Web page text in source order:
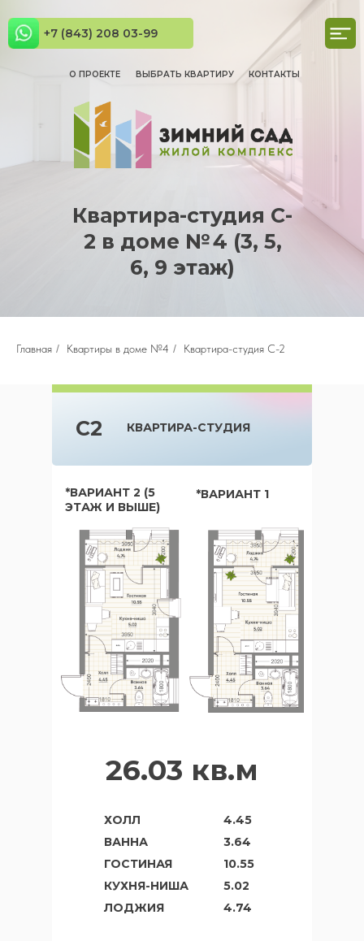
О ПРОЕКТЕ ВЫБРАТЬ КВАРТИРУ КОНТАКТЫ
+7 (843) 208 03-99
Квартира-студия C-
2 в доме № 4 (3, 5,
6, 9 этаж)
Главная / Квартиры в доме №4 / Квартира-студия С-2
26.03 кв.м
КВАРТИРА-СТУДИЯ
ХОЛЛ
КУХНЯ-НИША
ВАННА
ГОСТИНАЯ
4.45
5.02
3.64
10.55
C2
*ВАРИАНТ 2 (5
ЭТАЖ И ВЫШЕ)
*ВАРИАНТ 1
ЛОДЖИЯ 4.74